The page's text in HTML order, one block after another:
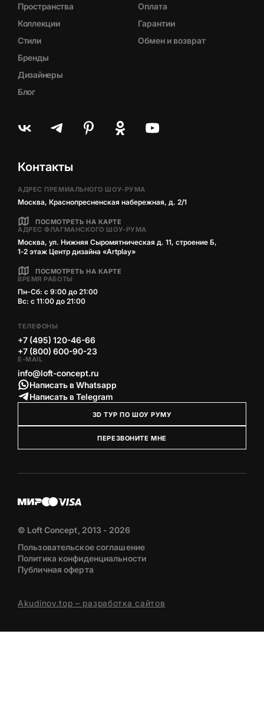
Пространства
Коллекции
Стили
Бренды
Дизайнеры
Блог
Оплата
Гарантии
Обмен и возврат
Контакты
АДРЕС ПРЕМИАЛЬНОГО ШОУ-РУМА
Москва, Краснопресненская набережная, д. 2/1
ПОСМОТРЕТЬ НА КАРТЕ
АДРЕС ФЛАГМАНСКОГО ШОУ-РУМА
Москва, ул. Нижняя Сыромятническая д. 11, строение Б,
1‑2 этаж Центр дизайна «Artplay»
ПОСМОТРЕТЬ НА КАРТЕ
ВРЕМЯ РАБОТЫ
Пн-Сб: с 9:00 до 21:00
Вс: с 11:00 до 21:00
ТЕЛЕФОНЫ
+7 (495) 120-46-66
+7 (800) 600-90-23
E-MAIL
info@loft-concept.ru
Написать в Whatsapp
Написать в Telegram
3D ТУР ПО ШОУ РУМУ
ПЕРЕЗВОНИТЕ МНЕ
© Loft Concept, 2013 - 2026
Пользовательское соглашение
Политика конфиденциальности
Публичная оферта
Akudinov.top – разработка сайтов